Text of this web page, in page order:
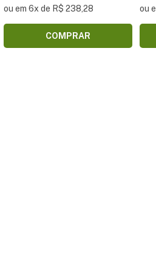
ou em 6x de R$ 238,28
COMPRAR
ou